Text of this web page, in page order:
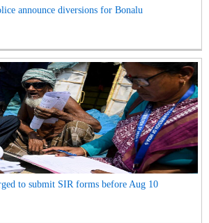
announce diversions for Bonalu
to submit SIR forms before Aug 10